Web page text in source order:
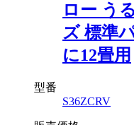
ロー う
ズ 標準
に12畳用
型番
S36ZCRV